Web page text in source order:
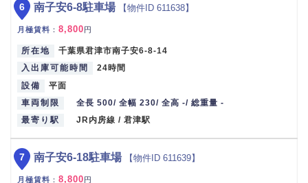
南子安6-8駐車場 【物件ID 611638】
月極賃料 ： 8,800円
所在地
千葉県君津市南子安6-8-14
入出庫可能時間
24時間
設備
平面
車両制限
全長 500/ 全幅 230/ 全高 -/ 総重量 -
最寄り駅
JR内房線 / 君津駅
6
南子安6-18駐車場 【物件ID 611639】
月極賃料 ： 8,800円
7